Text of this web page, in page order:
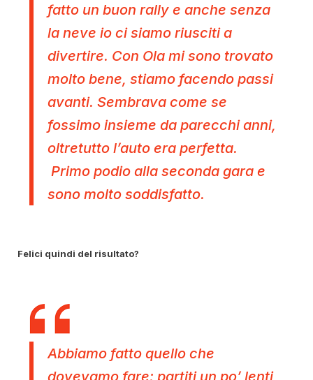
fatto un buon rally e anche senza
la neve io ci siamo riusciti a
divertire. Con Ola mi sono trovato
molto bene, stiamo facendo passi
avanti. Sembrava come se
fossimo insieme da parecchi anni,
oltretutto l’auto era perfetta.
Primo podio alla seconda gara e
sono molto soddisfatto.
Felici quindi del risultato?
Abbiamo fatto quello che
dovevamo fare: partiti un po’ lenti,